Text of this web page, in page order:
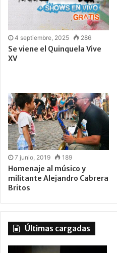
4 septiembre, 2025 286
Se viene el Quinquela Vive
XV
7 junio, 2019 189
Homenaje al músico y
militante Alejandro Cabrera
Britos
Últimas cargadas